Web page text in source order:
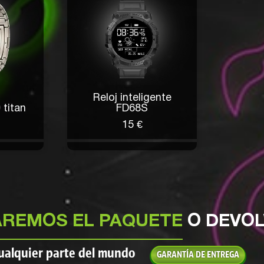
titan
Reloj inteligente
FD68S
15 €
EL PAQUETE O
parte del mundo GARANTÍA DE ENTREGA
hace 4 horas
Maldita sea, me estás conduciendo, yo también quiero
que se caiga mi iPhone.
hace 4 horas